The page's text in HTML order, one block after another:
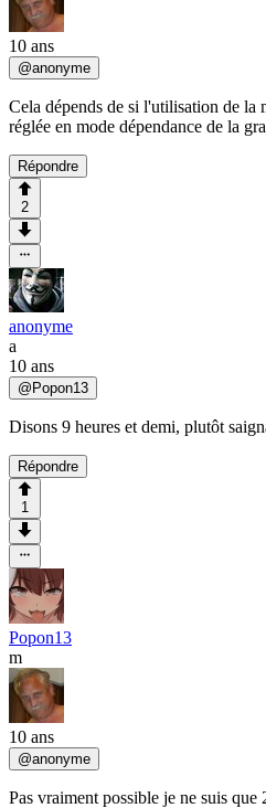
10 ans
@anonyme
Cela dépends de si l'utilisation de la
réglée en mode dépendance de la
Répondre
2
anonyme
a
10 ans
@ Popon13
Disons 9 heures et demi, plutôt
Répondre
1
Popon13
m
10 ans
@anonyme
Pas vraiment possible je ne suis que